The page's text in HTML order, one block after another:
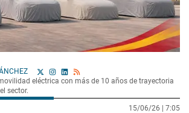
eléctrica con más de 10 años de trayectoria
sector.
15/06/26 | 7:05